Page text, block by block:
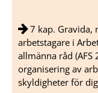
7 kap. Gravida,
arbetstagare i
allmänna råd
organisering av
skyldigheter för